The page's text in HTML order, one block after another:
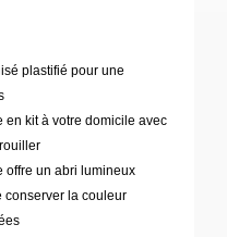
plastifié pour une
en kit à votre domicile avec
offre un abri lumineux
conserver la couleur